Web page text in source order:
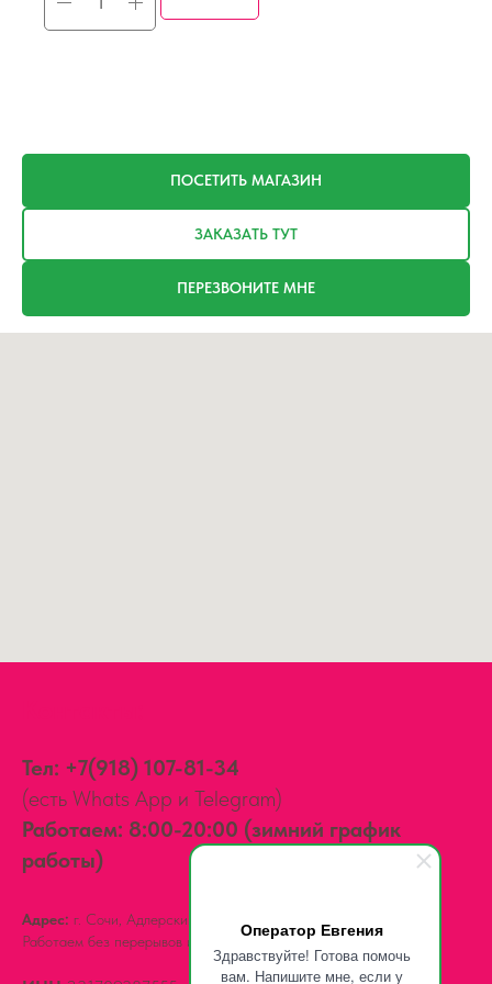
Оператор Евгения
Здравствуйте! Готова помочь
вам. Напишите мне, если у
ПОСЕТИТЬ МАГАЗИН
ЗАКАЗАТЬ ТУТ
ПЕРЕЗВОНИТЕ МНЕ
Тел: +7(918) 107-81-34
(есть Whats App и Telegram)
Работаем: 8:00-20:00 (зимний график
работы)
Адрес: г. Сочи, Адлерский район,
Работаем без перерывов и выходных.